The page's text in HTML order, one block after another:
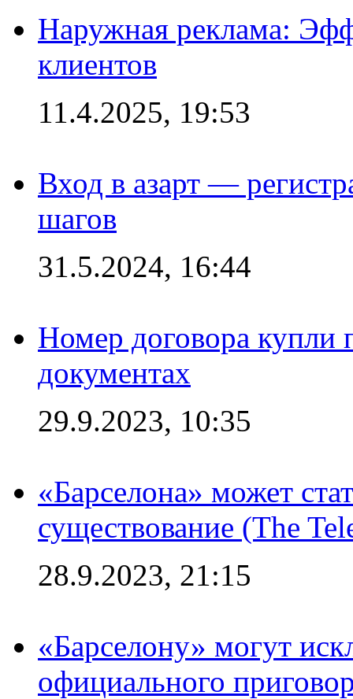
Наружная реклама:
клиентов
11.4.2025, 19:53
Вход в азарт —
шагов
31.5.2024, 16:44
Номер договора купли
документах
29.9.2023, 10:35
«Барселона» может
существование (The
28.9.2023, 21:15
«Барселону» могут
официального